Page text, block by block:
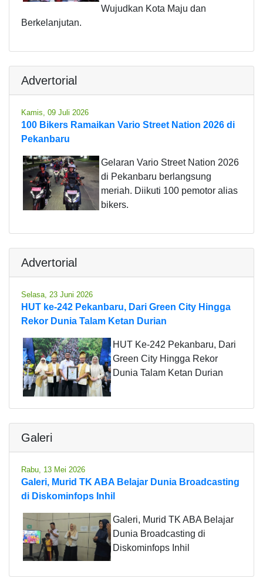
Wujudkan Kota Maju dan
Berkelanjutan.
Advertorial
Kamis, 09 Juli 2026
100 Bikers Ramaikan Vario Street Nation 2026 di
Pekanbaru
Gelaran Vario Street Nation 2026
di Pekanbaru berlangsung
meriah. Diikuti 100 pemotor alias
bikers.
Advertorial
Selasa, 23 Juni 2026
HUT ke-242 Pekanbaru, Dari Green City Hingga
Rekor Dunia Talam Ketan Durian
HUT Ke-242 Pekanbaru, Dari
Green City Hingga Rekor
Dunia Talam Ketan Durian
Galeri
Rabu, 13 Mei 2026
Galeri, Murid TK ABA Belajar Dunia Broadcasting
di Diskominfops Inhil
Galeri, Murid TK ABA Belajar
Dunia Broadcasting di
Diskominfops Inhil